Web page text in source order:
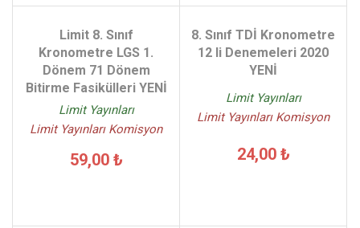
Limit 8. Sınıf
Kronometre LGS 1.
Dönem 71 Dönem
Bitirme Fasikülleri YENİ
Limit Yayınları
Limit Yayınları Komisyon
59,00 ₺
8. Sınıf TDİ Kronometre
12 li Denemeleri 2020
YENİ
Limit Yayınları
Limit Yayınları Komisyon
24,00 ₺